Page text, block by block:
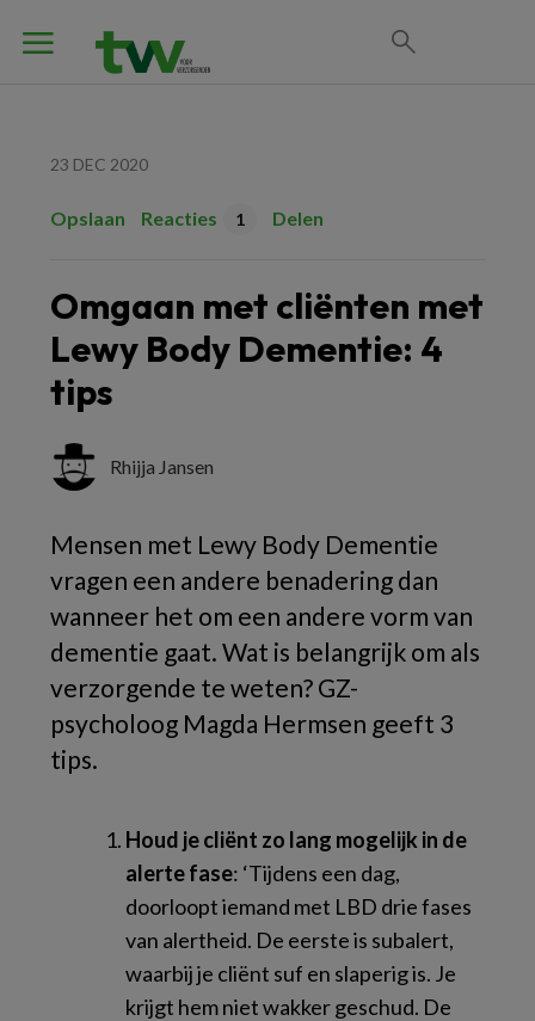
23 DEC 2020
Opslaan Reacties 1 Delen
Omgaan met cliënten met
Lewy Body Dementie: 4
tips
Rhijja Jansen
Mensen met Lewy Body Dementie
vragen een andere benadering dan
wanneer het om een andere vorm van
dementie gaat. Wat is belangrijk om als
verzorgende te weten? GZ-
psycholoog Magda Hermsen geeft 3
tips.
Houd je cliënt zo lang mogelijk in de
alerte fase: ‘Tijdens een dag,
doorloopt iemand met LBD drie fases
van alertheid. De eerste is subalert,
waarbij je cliënt suf en slaperig is. Je
krijgt hem niet wakker geschud. De